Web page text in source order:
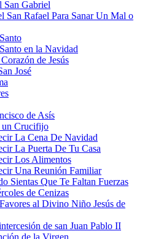
San Gabriel
San Rafael Para Sanar Un Mal o
en la Navidad
de Jesús
José
de Asís
un Crucifijo
La Cena De Navidad
La Puerta De Tu Casa
Los Alimentos
Una Reunión Familiar
Sientas Que Te Faltan Fuerzas
de Cenizas
al Divino Niño Jesús de
de san Juan Pablo II
de la Virgen